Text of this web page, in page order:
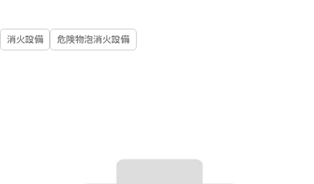
消火設備 危険物泡消火設備